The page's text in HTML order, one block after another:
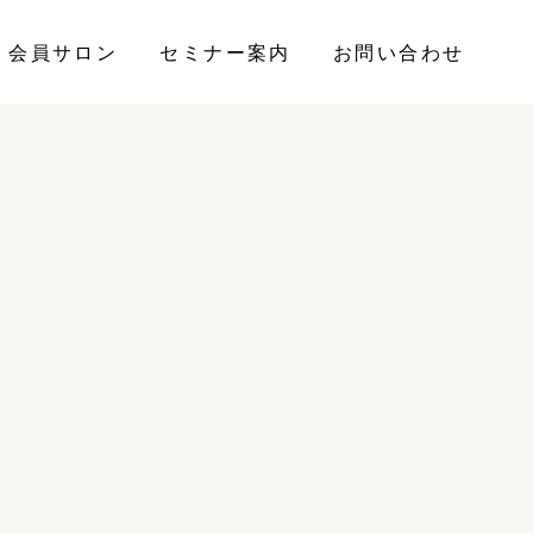
会員サロン セミナー案内 お問い合わせ